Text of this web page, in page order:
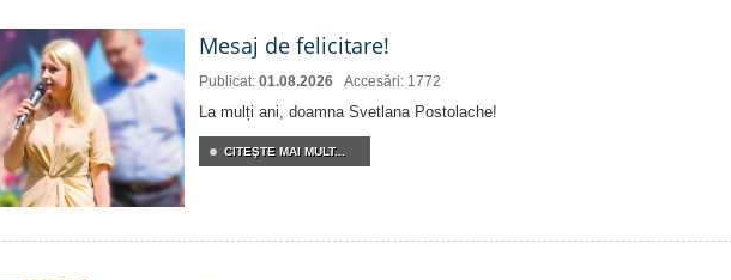
Mesaj de felicitare!
Publicat: 01.08.2026 Accesări: 1772
La mulți ani, doamna Svetlana Postolache!
CITEŞTE MAI MULT...